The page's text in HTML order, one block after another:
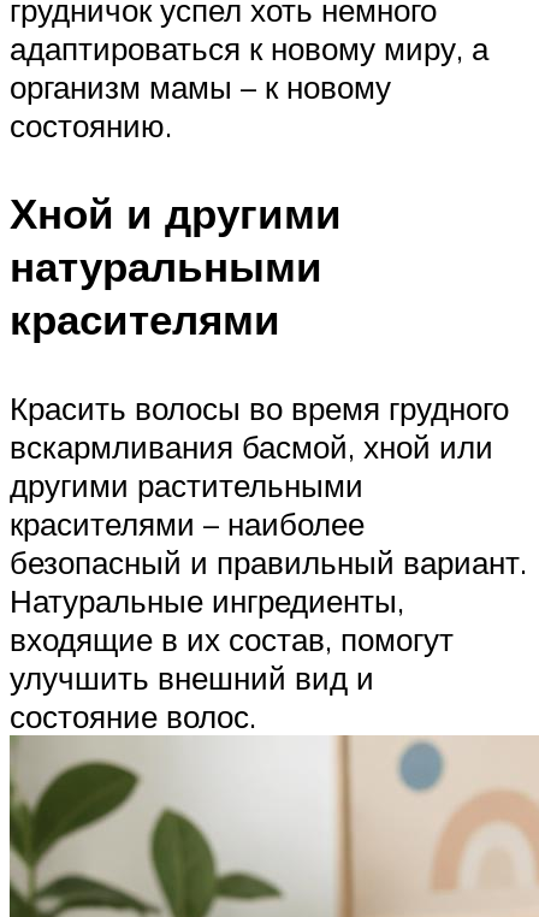
грудничок успел хоть немного
адаптироваться к новому миру, а
организм мамы – к новому
состоянию.
Хной и другими
натуральными
красителями
Красить волосы во время грудного
вскармливания басмой, хной или
другими растительными
красителями – наиболее
безопасный и правильный вариант.
Натуральные ингредиенты,
входящие в их состав, помогут
улучшить внешний вид и
состояние волос.